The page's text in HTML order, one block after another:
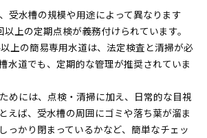
受水槽の規模や用途によって異なります
上の定期点検が義務付けられています。
上の簡易専用水道は、法定検査と清掃が必
水道でも、定期的な管理が推奨されていま
めには、点検・清掃に加え、日常的な目視
えば、受水槽の周囲にゴミや落ち葉が溜ま
っかり閉まっているかなど、簡単なチェッ